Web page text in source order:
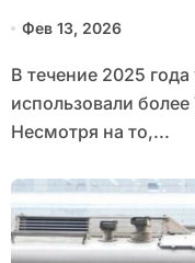
оформляют
Фев 13, 2026
В течение 2025 года украинские нотариусы
использовали
Несмотря на то,...